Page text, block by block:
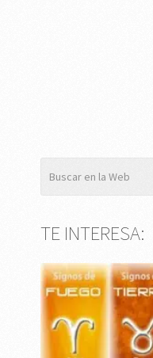
TE INTERESA: